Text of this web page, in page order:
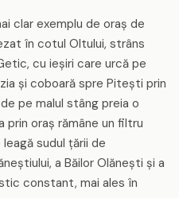
clar exemplu de oraș de
în cotul Oltului, strâns
cu ieșiri care urcă pe
și coboară spre Pitești prin
pe malul stâng preia o
oraș rămâne un filtru
sudul țării de
a Băilor Olănești și a
constant, mai ales în